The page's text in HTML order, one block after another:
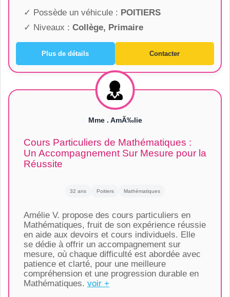
✓ Possède un véhicule : POITIERS
✓ Niveaux : Collège, Primaire
Plus de détails Contacter
Mme . AmÃ‰lie
Cours Particuliers de Mathématiques :
Un Accompagnement Sur Mesure pour la
Réussite
32 ans Poitiers Mathématiques
Amélie V. propose des cours particuliers en
Mathématiques, fruit de son expérience réussie
en aide aux devoirs et cours individuels. Elle
se dédie à offrir un accompagnement sur
mesure, où chaque difficulté est abordée avec
patience et clarté, pour une meilleure
compréhension et une progression durable en
Mathématiques. voir +